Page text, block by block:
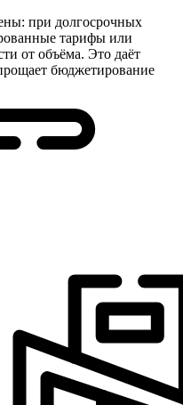
при долгосрочных
тарифы или
от объёма. Это даёт
бюджетирование